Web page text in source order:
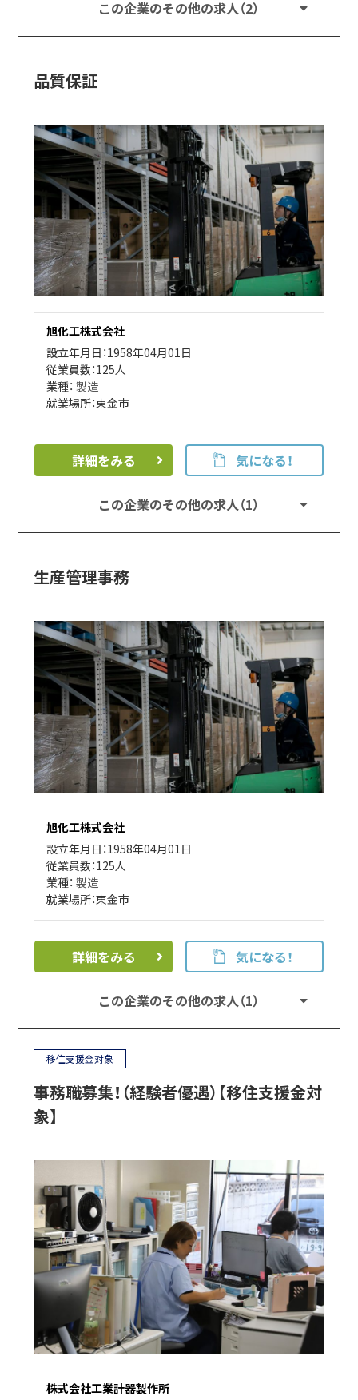
この企業のその他の求人（2）
品質保証
旭化工株式会社
設立年月日：1958年04月01日
従業員数：125人
業種：製造
就業場所：東金市
詳細をみる 気になる！
この企業のその他の求人（1）
生産管理事務
旭化工株式会社
設立年月日：1958年04月01日
従業員数：125人
業種：製造
就業場所：東金市
詳細をみる 気になる！
この企業のその他の求人（1）
移住支援金対象
事務職募集！（経験者優遇）【移住支援金対
象】
株式会社工業計器製作所